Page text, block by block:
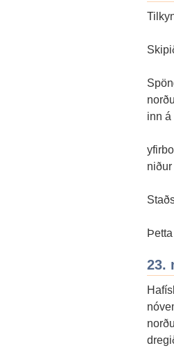
inn á
23.